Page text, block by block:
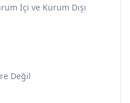
İçi ve Kurum Dışı
Değil